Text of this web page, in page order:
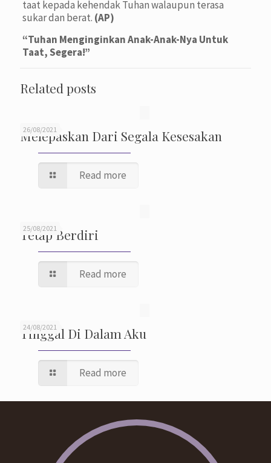
taat kepada kehendak Tuhan walaupun terasa
sukar dan berat. (AP)
“Tuhan Menginginkan Anak-Anak-Nya Untuk
Taat, Segera!”
Related posts
26/08/2021
Melepaskan Dari Segala Kesesakan
Read more
25/08/2021
Tetap Berdiri
Read more
24/08/2021
Tinggal Di Dalam Aku
Read more